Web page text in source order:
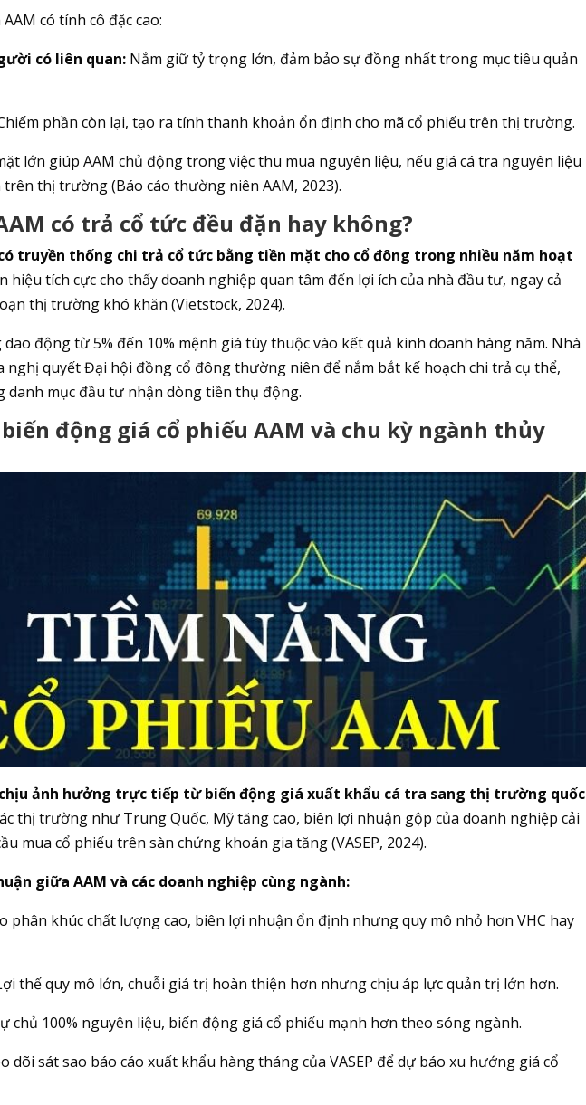
có tính cô đặc cao:
có liên quan: Nắm giữ tỷ trọng lớn, đảm bảo sự đồng nhất trong mục tiêu quản
phần còn lại, tạo ra tính thanh khoản ổn định cho mã cổ phiếu trên thị trường.
lớn giúp AAM chủ động trong việc thu mua nguyên liệu, nếu giá cá tra nguyên liệu
thị trường (Báo cáo thường niên AAM, 2023).
có trả cổ tức đều đặn hay không?
có truyền thống chi trả cổ tức bằng tiền mặt cho cổ đông trong nhiều năm hoạt
hiệu tích cực cho thấy doanh nghiệp quan tâm đến lợi ích của nhà đầu tư, ngay cả
thị trường khó khăn (Vietstock, 2024).
động từ 5% đến 10% mệnh giá tùy thuộc vào kết quả kinh doanh hàng năm. Nhà
nghị quyết Đại hội đồng cổ đông thường niên để nắm bắt kế hoạch chi trả cụ thể,
danh mục đầu tư nhận dòng tiền thụ động.
động giá cổ phiếu AAM và chu kỳ ngành thủy
chịu ảnh hưởng trực tiếp từ biến động giá xuất khẩu cá tra sang thị trường quốc
thị trường như Trung Quốc, Mỹ tăng cao, biên lợi nhuận gộp của doanh nghiệp cải
mua cổ phiếu trên sàn chứng khoán gia tăng (VASEP, 2024).
giữa AAM và các doanh nghiệp cùng ngành:
phân khúc chất lượng cao, biên lợi nhuận ổn định nhưng quy mô nhỏ hơn VHC hay
thế quy mô lớn, chuỗi giá trị hoàn thiện hơn nhưng chịu áp lực quản trị lớn hơn.
chủ 100% nguyên liệu, biến động giá cổ phiếu mạnh hơn theo sóng ngành.
dõi sát sao báo cáo xuất khẩu hàng tháng của VASEP để dự báo xu hướng giá cổ